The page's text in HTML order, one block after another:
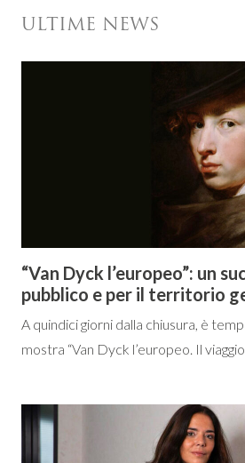
ULTIME NEWS
“Van Dyck l’europeo”: un
pubblico e per il territorio
A quindici giorni dalla chiusura, è
mostra “Van Dyck l’europeo. Il